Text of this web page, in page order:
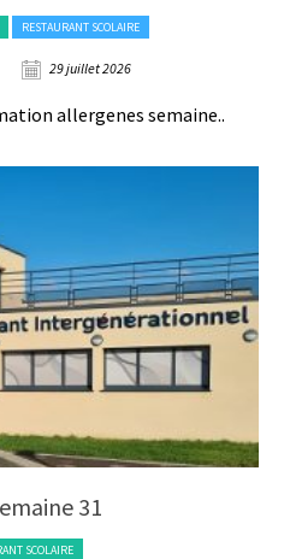
RESTAURANT SCOLAIRE
29 juillet 2026
allergenes semaine..
31
SCOLAIRE